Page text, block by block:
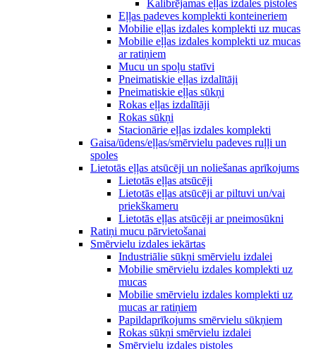
Kalibrējamas eļļas izdales pistoles
Eļļas padeves komplekti konteineriem
Mobilie eļļas izdales komplekti uz mucas
Mobilie eļļas izdales komplekti uz mucas
ar ratiņiem
Mucu un spoļu statīvi
Pneimatiskie eļļas izdalītāji
Pneimatiskie eļļas sūkņi
Rokas eļļas izdalītāji
Rokas sūkņi
Stacionārie eļļas izdales komplekti
Gaisa/ūdens/eļļas/smērvielu padeves ruļļi un
spoles
Lietotās eļļas atsūcēji un noliešanas aprīkojums
Lietotās eļļas atsūcēji
Lietotās eļļas atsūcēji ar piltuvi un/vai
priekškameru
Lietotās eļļas atsūcēji ar pneimosūkni
Ratiņi mucu pārvietošanai
Smērvielu izdales iekārtas
Industriālie sūkņi smērvielu izdalei
Mobilie smērvielu izdales komplekti uz
mucas
Mobilie smērvielu izdales komplekti uz
mucas ar ratiņiem
Papildaprīkojums smērvielu sūkņiem
Rokas sūkņi smērvielu izdalei
Smērvielu izdales pistoles